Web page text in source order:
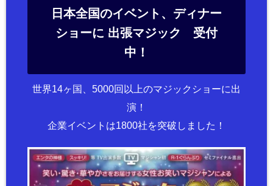
日本全国のイベント、ディナー
ショーに 出張マジック 受付
中！
世界14ヶ国、5000回以上のマジックショーに出
演！
企業イベントは1800社を突破しました！